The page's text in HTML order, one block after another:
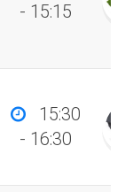
- 15:15
15:30
- 16:30